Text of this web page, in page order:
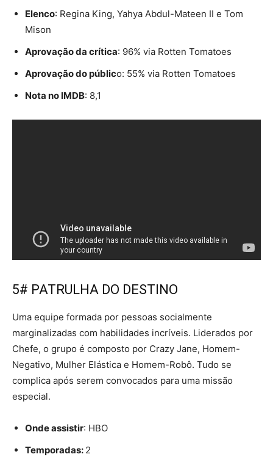
Elenco: Regina King, Yahya Abdul-Mateen II e Tom
Mison
Aprovação da crítica: 96% via Rotten Tomatoes
Aprovação do público: 55% via Rotten Tomatoes
Nota no IMDB: 8,1
5# PATRULHA DO DESTINO
Uma equipe formada por pessoas socialmente
marginalizadas com habilidades incríveis. Liderados por
Chefe, o grupo é composto por Crazy Jane, Homem-
Negativo, Mulher Elástica e Homem-Robô. Tudo se
complica após serem convocados para uma missão
especial.
Onde assistir: HBO
Temporadas: 2